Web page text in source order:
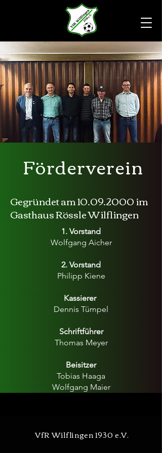
Förderverein
Gegründet am10.09.2000im
Gasthaus Rössle Wilflingen
1. Vorstand
Wolfgang Aicher
2. Vorstand
Philipp Kiene
Kassierer
Dennis Tümpel
Schriftführer
Thomas Meyer
Beisitzer
Tobias Haaga
Wolfgang Maier
VfR Wilflingen 1930 e.V.